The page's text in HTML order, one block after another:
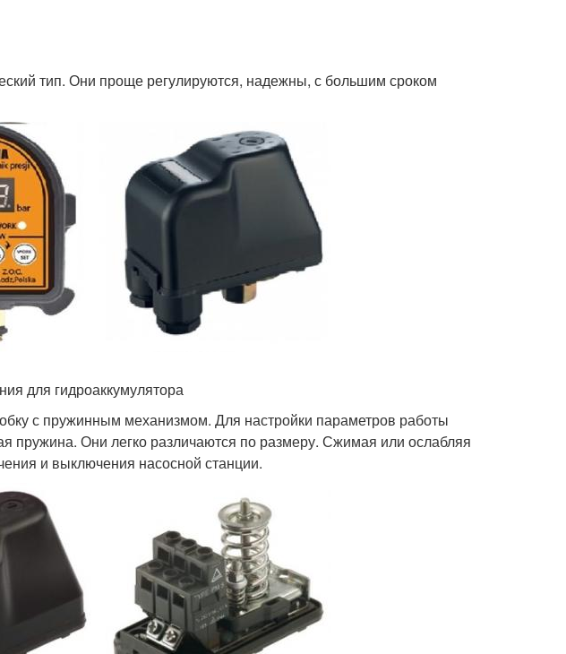
тип. Они проще регулируются, надежны, с большим сроком
для гидроаккумулятора
с пружинным механизмом. Для настройки параметров работы
пружина. Они легко различаются по размеру. Сжимая или ослабляя
и выключения насосной станции.